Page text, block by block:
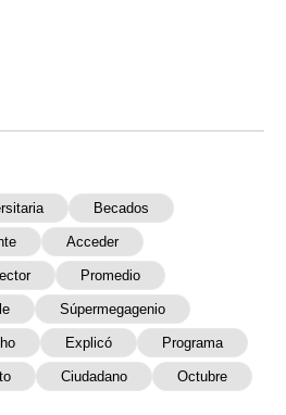
Becados
Acceder
Promedio
Súpermegagenio
Explicó Programa
Ciudadano Octubre